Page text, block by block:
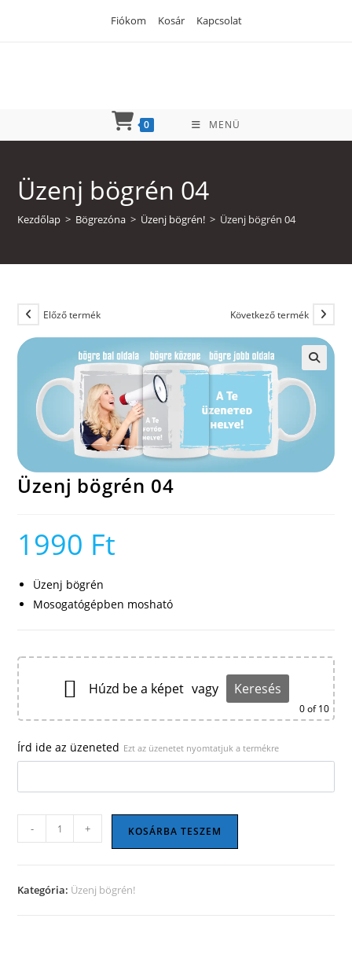
Fiókom Kosár Kapcsolat
0 MENÜ
Üzenj bögrén 04
Kezdőlap > Bögrezóna > Üzenj bögrén! > Üzenj bögrén 04
Előző termék Következő termék
Üzenj bögrén 04
1990 Ft
Üzenj bögrén
Mosogatógépben mosható
Húzd be a képet vagy Keresés
0of 10
Írd ide az üzeneted Ezt az üzenetet nyomtatjuk a termékre
bögrén
mennyiség
- + KOSÁRBA TESZEM
Kategória: Üzenj bögrén!